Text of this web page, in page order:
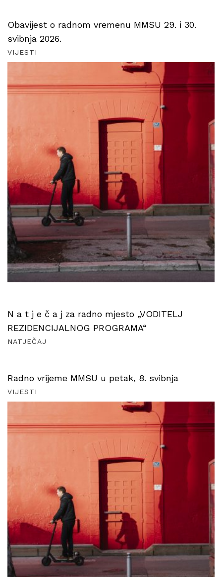
Obavijest o radnom vremenu MMSU 29. i 30.
svibnja 2026.
VIJESTI
N a t j e č a j za radno mjesto „VODITELJ
REZIDENCIJALNOG PROGRAMA“
NATJEČAJ
Radno vrijeme MMSU u petak, 8. svibnja
VIJESTI